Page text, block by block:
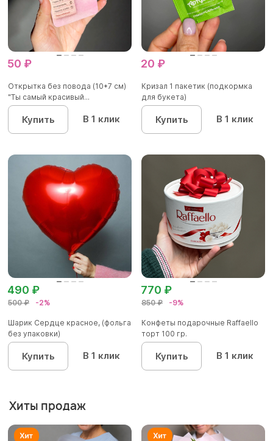
50 ₽
Открытка без повода (10*7 см)
"Ты самый красивый...
Купить В 1 клик
20 ₽
Кризал 1 пакетик (подкормка
для букета)
Купить В 1 клик
500 ₽ -2%
490 ₽
Шарик Сердце красное, (фольга
без упаковки)
Купить В 1 клик
850 ₽ -9%
770 ₽
Конфеты подарочные Raffaello
торт 100 гр.
Купить В 1 клик
Хиты продаж